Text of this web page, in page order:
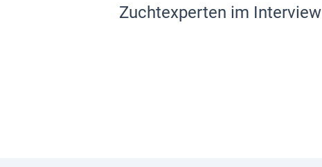
Zuchtexperten im Interview